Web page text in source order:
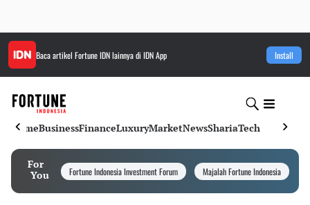
Baca artikel Fortune IDNlainnya di IDN App Install
HomeBusinessFinanceLuxuryMarketNewsShariaTech
For
You
Fortune Indonesia Investment Forum Majalah Fortune Indonesia